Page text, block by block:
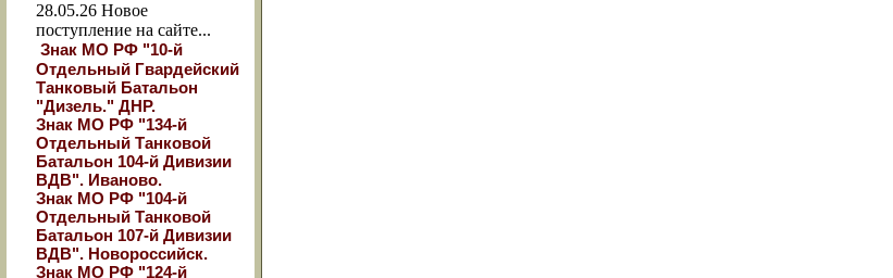
28.05.26 Новое
поступление на сайте...
Знак МО РФ "10-й
Отдельный Гвардейский
Танковый Батальон
"Дизель." ДНР.
Знак МО РФ "134-й
Отдельный Танковой
Батальон 104-й Дивизии
ВДВ". Иваново.
Знак МО РФ "104-й
Отдельный Танковой
Батальон 107-й Дивизии
ВДВ". Новороссийск.
Знак МО РФ "124-й